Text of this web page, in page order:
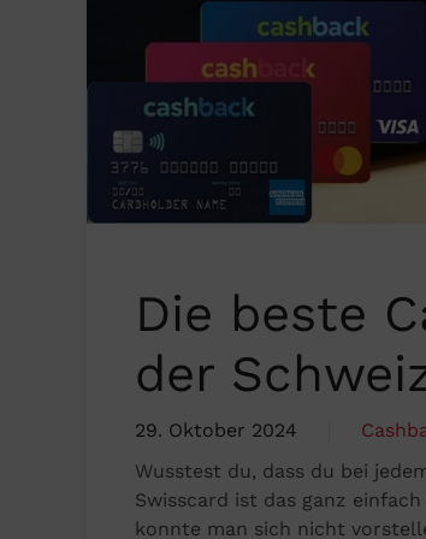
Die beste
der
29. Oktober 2024
Wusstest du, dass du bei
Swisscard ist das ganz
konnte man sich nicht